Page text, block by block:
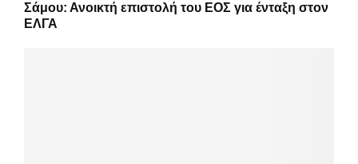
Σάμου: Ανοικτή επιστολή του ΕΟΣ για ένταξη στον
ΕΛΓΑ